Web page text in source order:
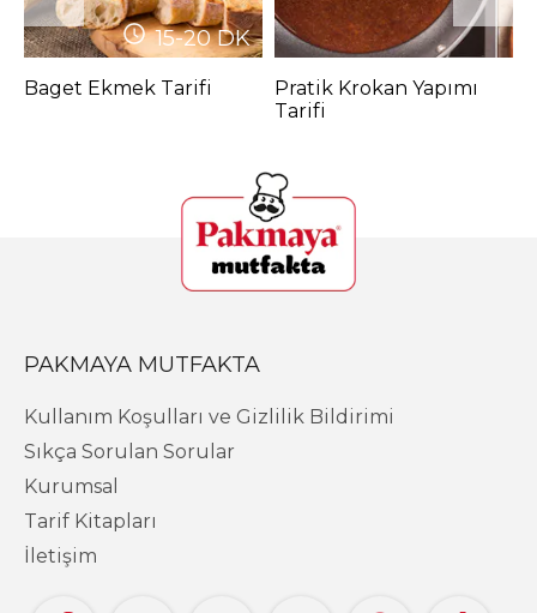
15-20DK
Baget Ekmek Tarifi
Pratik Krokan Yapımı
Tarifi
PAKMAYA MUTFAKTA
Kullanım Koşulları ve Gizlilik Bildirimi
Sıkça Sorulan Sorular
Kurumsal
Tarif Kitapları
İletişim